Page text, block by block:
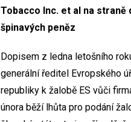
Tobacco Inc. et al na
špinavých peněz
Dopisem z ledna letošního
generální ředitel Evropského
republiky k žalobě ES vůči
února běží lhůta pro podání